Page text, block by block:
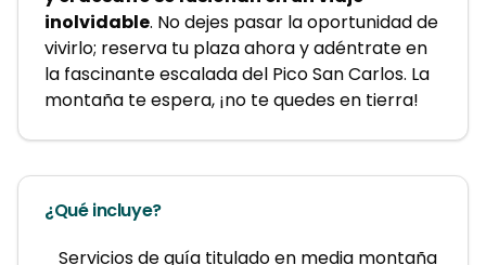
inolvidable. No dejes pasar la oportunidad de
vivirlo; reserva tu plaza ahora y adéntrate en
la fascinante escalada del Pico San Carlos. La
montaña te espera, ¡no te quedes en tierra!
¿Qué incluye?
Servicios de guía titulado en media montaña